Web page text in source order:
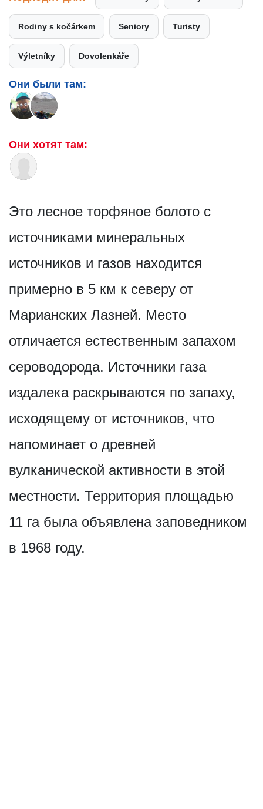
Rodiny s kočárkem Seniory Turisty
Výletníky Dovolenkáře
Они были там:
Они хотят там:
Это лесное торфяное болото с
источниками минеральных
источников и газов находится
примерно в 5 км к северу от
Марианских Лазней. Место
отличается естественным запахом
сероводорода. Источники газа
издалека раскрываются по запаху,
исходящему от источников, что
напоминает о древней
вулканической активности в этой
местности. Территория площадью
11 га была объявлена заповедником
в 1968 году.